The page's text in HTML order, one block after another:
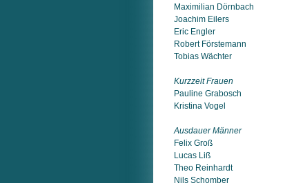
Maximilian Dörnbach
Joachim Eilers
Eric Engler
Robert Förstemann
Tobias Wächter
Kurzzeit Frauen
Pauline Grabosch
Kristina Vogel
Ausdauer Männer
Felix Groß
Lucas Liß
Theo Reinhardt
Nils Schomber